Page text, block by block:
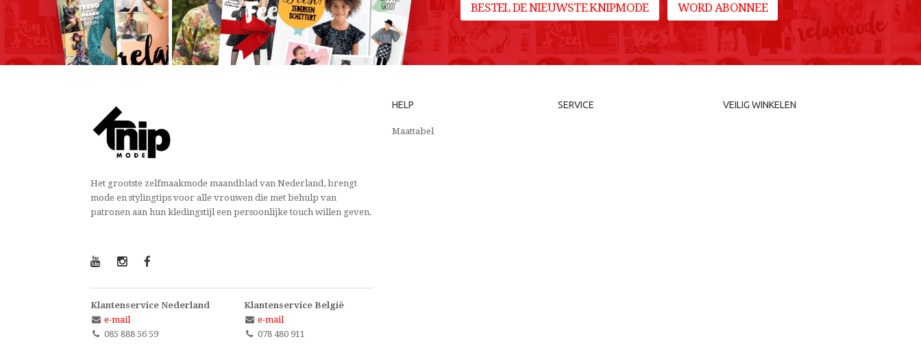
BESTEL DE NIEUWSTE KNIPMODE WORD ABONNEE
Het grootste zelfmaakmode maandblad van Nederland, brengt
mode en stylingtips voor alle vrouwen die met behulp van
patronen aan hun kledingstijl een persoonlijke touch willen geven.
Klantenservice Nederland
e-mail
085 888 56 59
Klantenservice België
e-mail
078 480 911
HELP
Maattabel
SERVICE VEILIG WINKELEN